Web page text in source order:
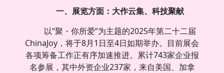
一、展览方面：大作云集、科技聚献
以“聚・你所爱”为主题的2025年第二十二届
ChinaJoy，将于8月1日至4日如期举办。目前展会
各项筹备工作正有序加速推进。累计743家企业报
名参展，其中外资企业237家，来自美国、加拿